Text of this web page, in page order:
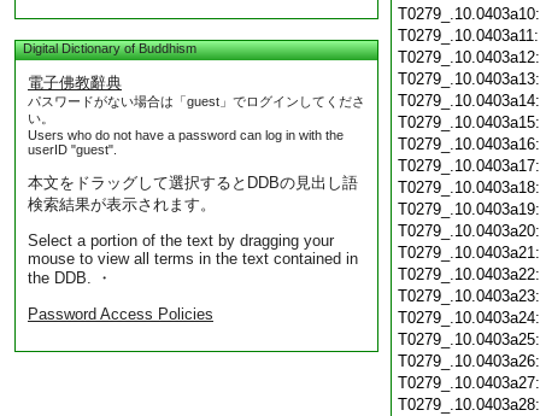
Digital Dictionary of Buddhism
電子佛教辭典
パスワードがない場合は「guest」でログインしてくださ
い。
Users who do not have a password can log in with the
userID "guest".
本文をドラッグして選択するとDDBの見出し語
検索結果が表示されます。
Select a portion of the text by dragging your
mouse to view all terms in the text contained in
the DDB. ・
Password Access Policies
T0279_.10.0403a10:
T0279_.10.0403a11:
T0279_.10.0403a12:
T0279_.10.0403a13:
T0279_.10.0403a14:
T0279_.10.0403a15:
T0279_.10.0403a16:
T0279_.10.0403a17:
T0279_.10.0403a18:
T0279_.10.0403a19:
T0279_.10.0403a20:
T0279_.10.0403a21:
T0279_.10.0403a22:
T0279_.10.0403a23:
T0279_.10.0403a24:
T0279_.10.0403a25:
T0279_.10.0403a26:
T0279_.10.0403a27:
T0279_.10.0403a28: